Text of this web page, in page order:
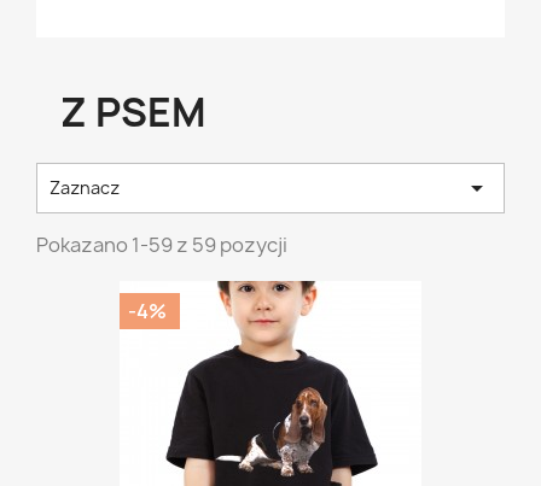
Z PSEM
Zaznacz 
Pokazano 1-59 z 59 pozycji
-4%